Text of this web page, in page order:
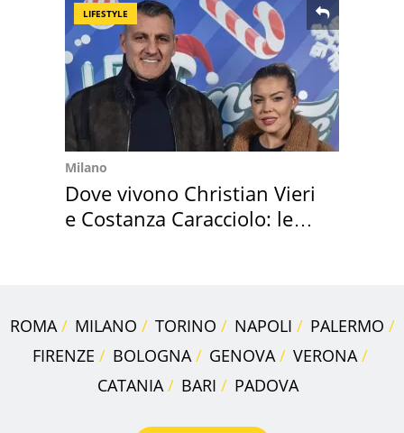
LIFESTYLE
Milano
Dove vivono Christian Vieri
e Costanza Caracciolo: le
ROMA MILANO TORINO NAPOLI
PALERMO
FIRENZE
BOLOGNA GENOVA
VERONA
CATANIA
BARI PADOVA